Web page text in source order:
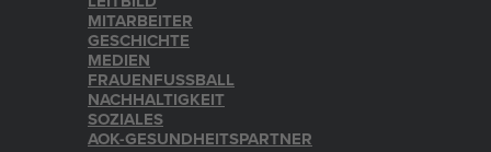
MITARBEITER
GESCHICHTE
MEDIEN
FRAUENFUSSBALL
NACHHALTIGKEIT
SOZIALES
AOK-GESUNDHEITSPARTNER